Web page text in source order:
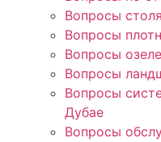
Вопросы
Вопросы
Вопросы
Вопросы
Вопросы
Дубае
Вопросы